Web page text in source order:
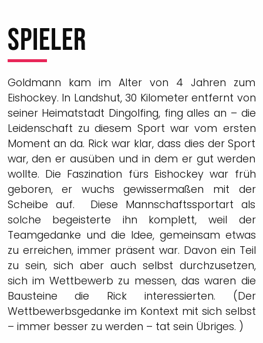
SPIELER
Goldmann kam im Alter von 4 Jahren zum
Eishockey. In Landshut, 30 Kilometer entfernt von
seiner Heimatstadt Dingolfing, fing alles an – die
Leidenschaft zu diesem Sport war vom ersten
Moment an da. Rick war klar, dass dies der Sport
war, den er ausüben und in dem er gut werden
wollte. Die Faszination fürs Eishockey war früh
geboren, er wuchs gewissermaßen mit der
Scheibe auf. Diese Mannschaftssportart als
solche begeisterte ihn komplett, weil der
Teamgedanke und die Idee, gemeinsam etwas
zu erreichen, immer präsent war. Davon ein Teil
zu sein, sich aber auch selbst durchzusetzen,
sich im Wettbewerb zu messen, das waren die
Bausteine die Rick interessierten. (Der
Wettbewerbsgedanke im Kontext mit sich selbst
– immer besser zu werden – tat sein Übriges. )